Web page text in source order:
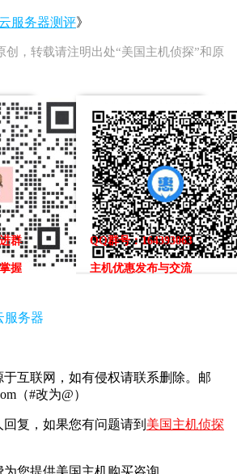
服务器测评》
创，转载请注明出处“美国主机侦探”和原
群
握
QQ群号：164393063
主机优惠发布与交流
服务器
互联网，如有侵权请联系删除。邮
（#改为@）
复，如果您有问题请到 美国主机侦探
您提供美国主机购买咨询。